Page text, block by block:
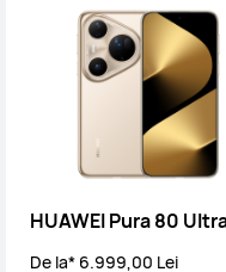
HUAWEI Pura 80
De la* 6.999,00 Lei